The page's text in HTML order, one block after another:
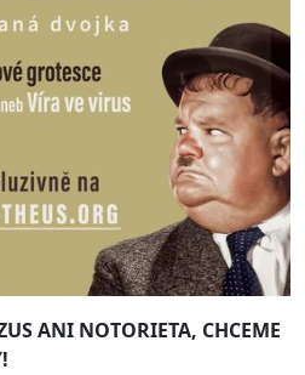
ANI NOTORIETA, CHCEME